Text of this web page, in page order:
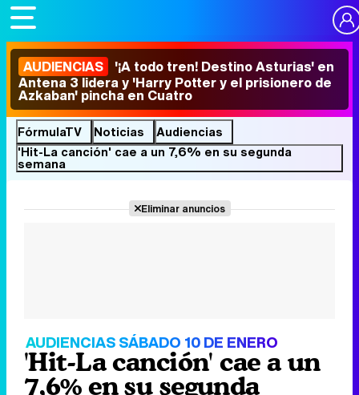
AUDIENCIAS '¡A todo tren! Destino Asturias' en
Antena 3 lidera y 'Harry Potter y el prisionero de
Azkaban' pincha en Cuatro
FórmulaTV Noticias
Audiencias
'Hit-La canción' cae a un 7,6% en su segunda
semana
Eliminar anuncios
AUDIENCIAS SÁBADO 10 DE ENERO
'Hit-La canción' cae a un
7,6% en su segunda